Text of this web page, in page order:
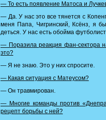
— То есть появление Матоса и
— Да. У нас это все тянется с
меня Папа, Чигринский, Ксёнз, я
деться. У нас есть обойма
— Поразила реакция фан-сектора
это?
— Я не знаю. Это у них спросите.
— Какая ситуация с Матеусом?
— Он травмирован.
— Многие команды против
рецепт борьбы с ней?